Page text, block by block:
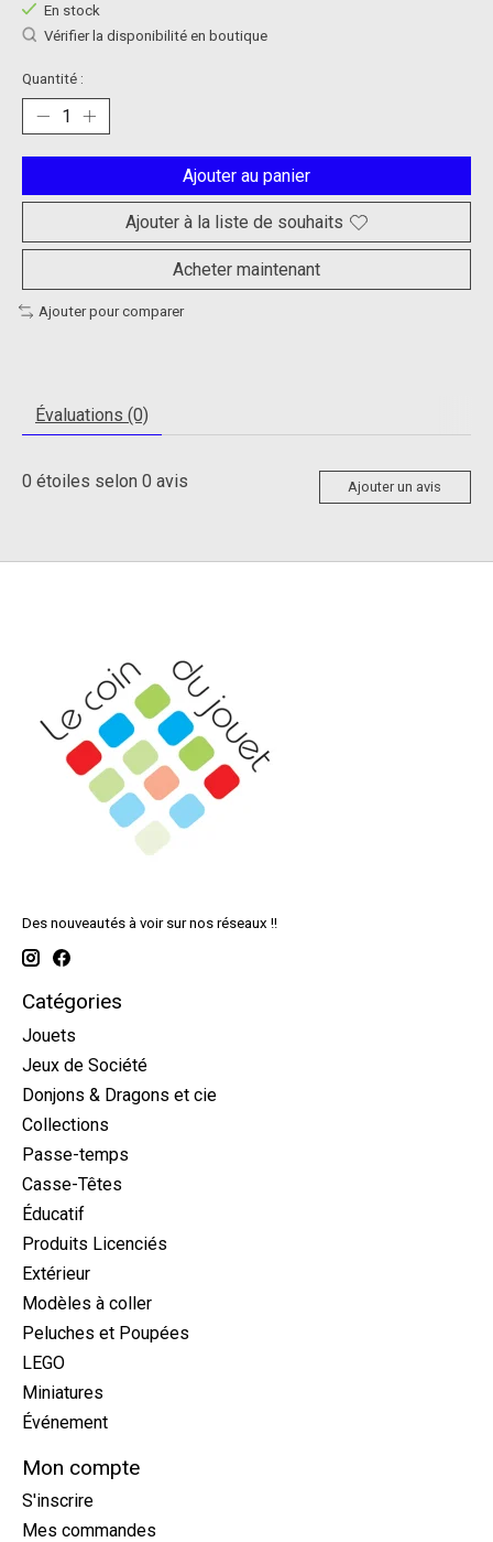
En stock
Vérifier la disponibilité en boutique
Quantité :
Ajouter au panier
Ajouter à la liste de souhaits
Acheter maintenant
Ajouter pour comparer
Évaluations (0)
0 étoiles selon 0 avis Ajouter un avis
Des nouveautés à voir sur nos réseaux !!
Catégories
Jouets
Jeux de Société
Donjons & Dragons et cie
Collections
Passe-temps
Casse-Têtes
Éducatif
Produits Licenciés
Extérieur
Modèles à coller
Peluches et Poupées
LEGO
Miniatures
Événement
Mon compte
S'inscrire
Mes commandes